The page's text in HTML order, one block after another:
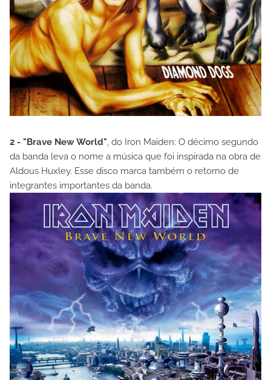
2 - "Brave New World", do Iron Maiden: O décimo segundo
da banda leva o nome a música que foi inspirada na obra de
Aldous Huxley. Esse disco marca também o retorno de
integrantes importantes da banda.